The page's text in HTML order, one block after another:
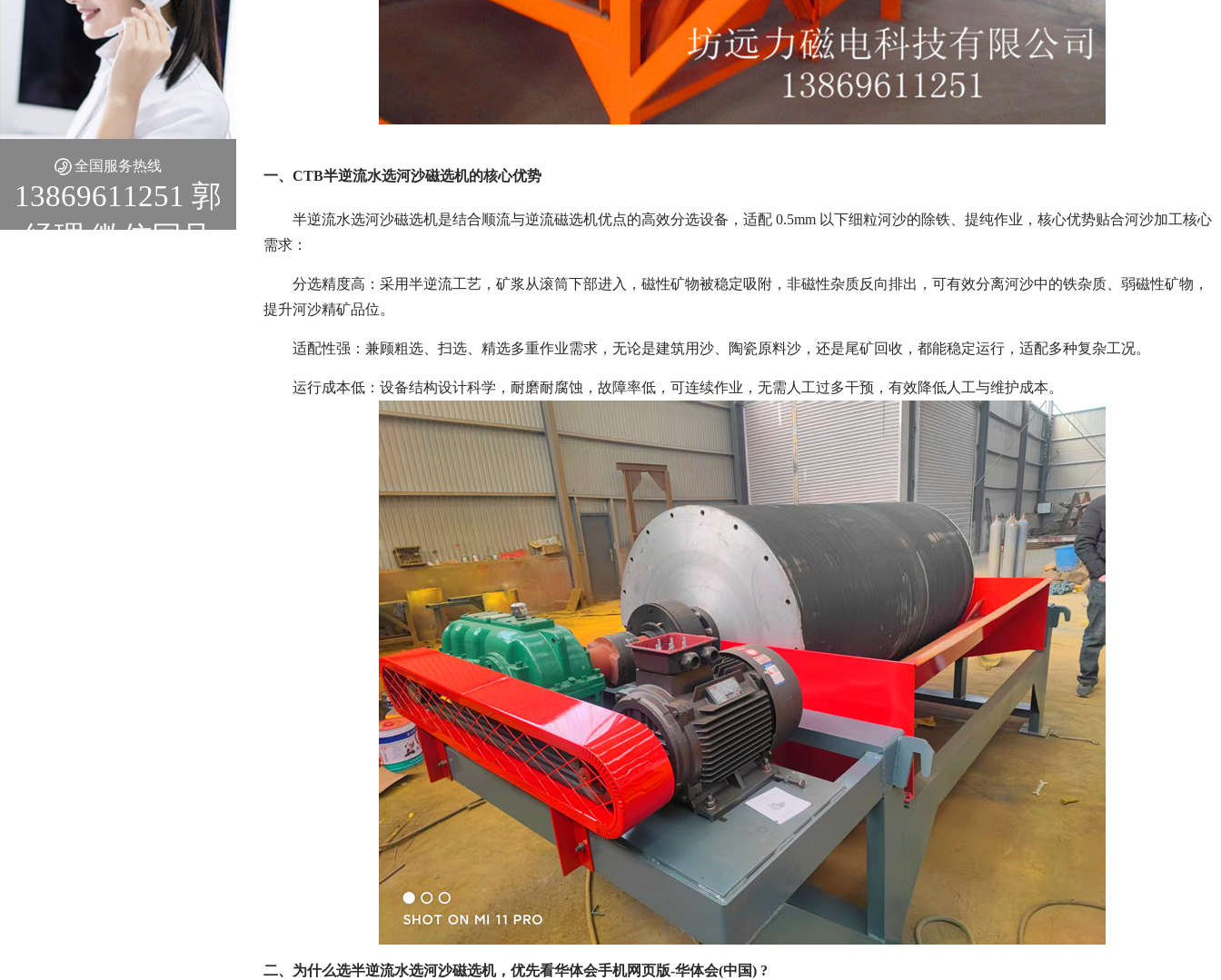
全国服务热线
13869611251 郭
经理 微信同号
一、CTB半逆流水选河沙磁选机的核心优势
半逆流水选河沙磁选机是结合顺流与逆流磁选机优点的高效分选设备，适配 0.5mm 以下细粒河沙的除铁、提纯作业，核心优势贴合河沙加工核心
需求：
分选精度高：采用半逆流工艺，矿浆从滚筒下部进入，磁性矿物被稳定吸附，非磁性杂质反向排出，可有效分离河沙中的铁杂质、弱磁性矿物，
提升河沙精矿品位。
适配性强：兼顾粗选、扫选、精选多重作业需求，无论是建筑用沙、陶瓷原料沙，还是尾矿回收，都能稳定运行，适配多种复杂工况。
运行成本低：设备结构设计科学，耐磨耐腐蚀，故障率低，可连续作业，无需人工过多干预，有效降低人工与维护成本。
二、为什么选半逆流水选河沙磁选机，优先看华体会手机网页版-华体会(中国) ?